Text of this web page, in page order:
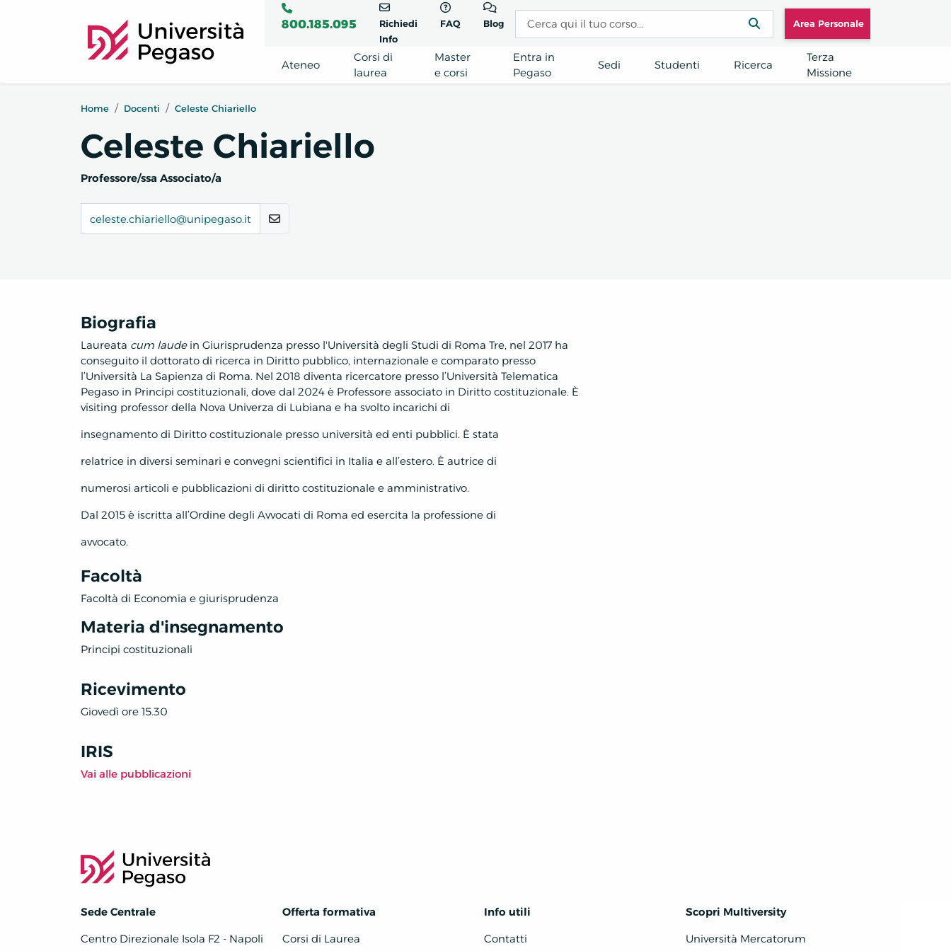
800.185.095
Richiedi
Info
FAQ Blog Area Personale
Ateneo
Corsi di
laurea
Master
e corsi
Entra in
Pegaso
Sedi Studenti Ricerca
Terza
Missione
Home Docenti Celeste Chiariello
Celeste Chiariello
Professore/ssa Associato/a
celeste.chiariello@unipegaso.it
Biografia
Laureata cum laude in Giurisprudenza presso l'Università degli Studi di Roma Tre, nel 2017 ha
conseguito il dottorato di ricerca in Diritto pubblico, internazionale e comparato presso
l’Università La Sapienza di Roma. Nel 2018 diventa ricercatore presso l’Università Telematica
Pegaso in Principi costituzionali, dove dal 2024 è Professore associato in Diritto costituzionale. È
visiting professor della Nova Univerza di Lubiana e ha svolto incarichi di
insegnamento di Diritto costituzionale presso università ed enti pubblici. È stata
relatrice in diversi seminari e convegni scientifici in Italia e all’estero. È autrice di
numerosi articoli e pubblicazioni di diritto costituzionale e amministrativo.
Dal 2015 è iscritta all’Ordine degli Avvocati di Roma ed esercita la professione di
avvocato.
Facoltà
Facoltà di Economia e giurisprudenza
Materia d'insegnamento
Principi costituzionali
Ricevimento
Giovedì ore 15.30
IRIS
Vai alle pubblicazioni
Sede Centrale
Centro Direzionale Isola F2 - Napoli
Offerta formativa
Corsi di Laurea
Info utili
Contatti
Scopri Multiversity
Università Mercatorum